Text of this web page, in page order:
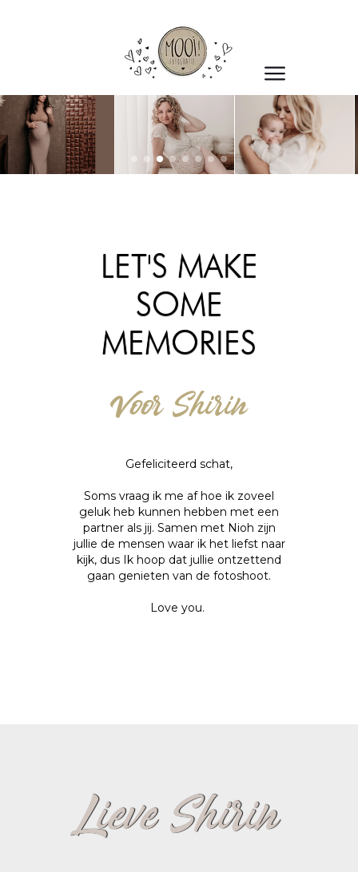
Voor Shirin
Gefeliciteerd schat,
Soms vraag ik me af hoe ik zoveel
geluk heb kunnen hebben met een
partner als jij. Samen met Nioh zijn
jullie de mensen waar ik het liefst naar
kijk, dus Ik hoop dat jullie ontzettend
gaan genieten van de fotoshoot.
Love you.
LET'S MAKE
SOME
MEMORIES
Lieve Shirin